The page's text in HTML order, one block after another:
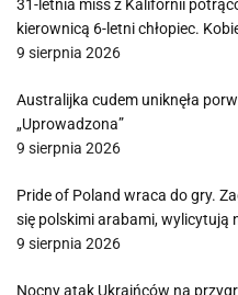
31-letnia miss z Kalifornii
kierownicą 6-letni chłopiec.
9 sierpnia 2026
Australijka cudem uniknęła
„Uprowadzona”
9 sierpnia 2026
Pride of Poland wraca do gry.
się polskimi arabami, wylicytują
9 sierpnia 2026
Nocny atak Ukraińców na